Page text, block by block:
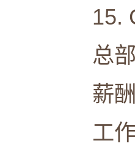
15.
总部:
薪酬
工作